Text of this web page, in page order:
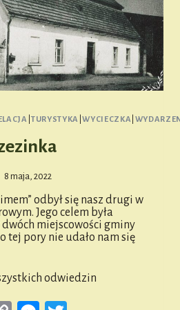
|TURYSTYKA |WYCIECZKA
8 maja, 2022
odbył się nasz drugi w
Jego celem była
dwóch miejscowości gminy
tej pory nie udało nam się
odwiedzin